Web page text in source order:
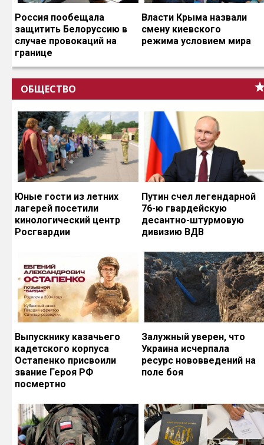
Россия пообещала
защитить Белоруссию в
случае провокаций на
границе
Власти Крыма назвали
смену киевского
режима условием мира
ОБЩЕСТВО
Юные гости из летних
лагерей посетили
кинологический центр
Росгвардии
Путин счел легендарной
76-ю гвардейскую
десантно-штурмовую
дивизию ВДВ
Выпускнику казачьего
кадетского корпуса
Остапенко присвоили
звание Героя РФ
посмертно
Залужный уверен, что
Украина исчерпала
ресурс нововведений на
поле боя